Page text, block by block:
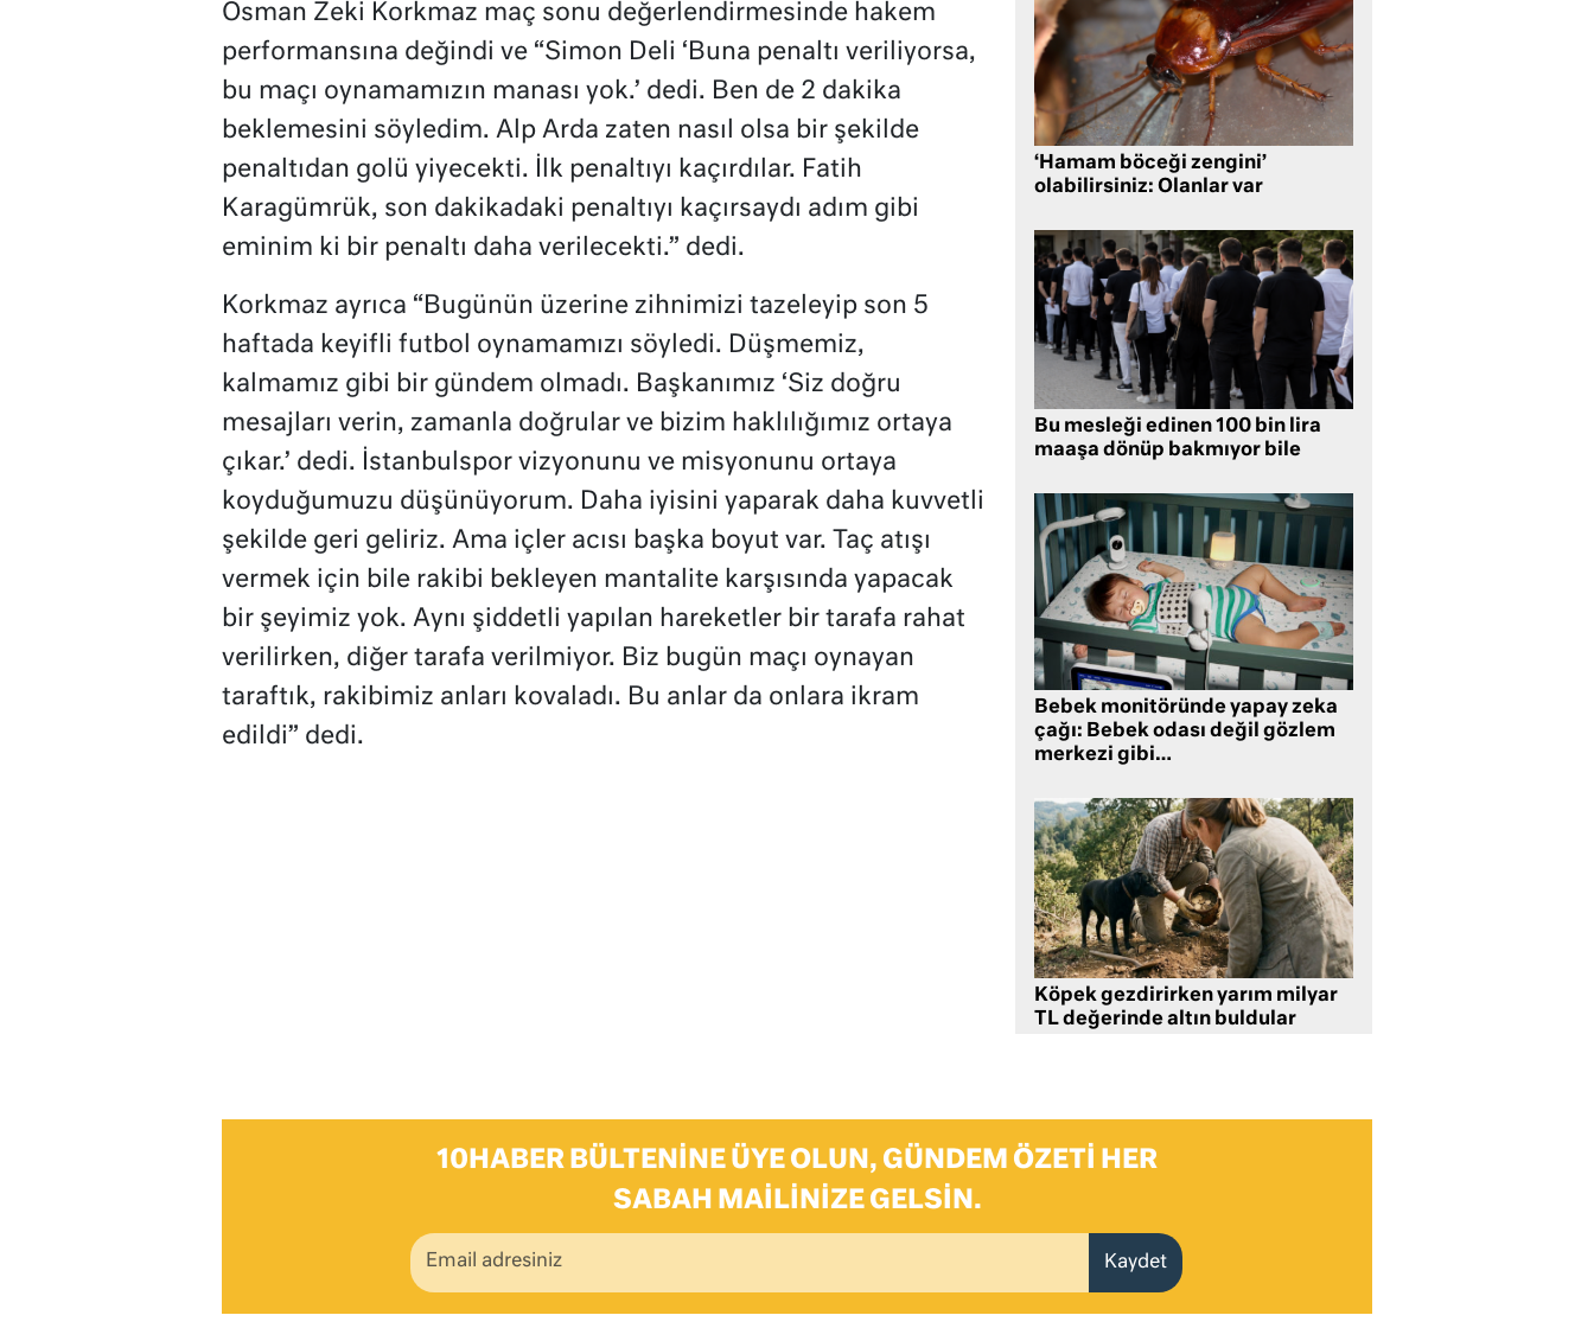
Osman Zeki Korkmaz maç sonu değerlendirmesinde hakem
performansına değindi ve “Simon Deli ‘Buna penaltı veriliyorsa,
bu maçı oynamamızın manası yok.’ dedi. Ben de 2 dakika
beklemesini söyledim. Alp Arda zaten nasıl olsa bir şekilde
penaltıdan golü yiyecekti. İlk penaltıyı kaçırdılar. Fatih
Karagümrük, son dakikadaki penaltıyı kaçırsaydı adım gibi
eminim ki bir penaltı daha verilecekti.” dedi.
Korkmaz ayrıca “Bugünün üzerine zihnimizi tazeleyip son 5
haftada keyifli futbol oynamamızı söyledi. Düşmemiz,
kalmamız gibi bir gündem olmadı. Başkanımız ‘Siz doğru
mesajları verin, zamanla doğrular ve bizim haklılığımız ortaya
çıkar.’ dedi. İstanbulspor vizyonunu ve misyonunu ortaya
koyduğumuzu düşünüyorum. Daha iyisini yaparak daha kuvvetli
şekilde geri geliriz. Ama içler acısı başka boyut var. Taç atışı
vermek için bile rakibi bekleyen mantalite karşısında yapacak
bir şeyimiz yok. Aynı şiddetli yapılan hareketler bir tarafa rahat
verilirken, diğer tarafa verilmiyor. Biz bugün maçı oynayan
taraftık, rakibimiz anları kovaladı. Bu anlar da onlara ikram
edildi” dedi.
‘Hamam böceği zengini’
olabilirsiniz: Olanlar var
Bu mesleği edinen 100 bin lira
maaşa dönüp bakmıyor bile
Bebek monitöründe yapay zeka
çağı: Bebek odası değil gözlem
merkezi gibi…
Köpek gezdirirken yarım milyar
TL değerinde altın buldular
10HABER BÜLTENINE ÜYE OLUN, GÜNDEM ÖZETI HER
SABAH MAILINIZE GELSIN.
Kaydet